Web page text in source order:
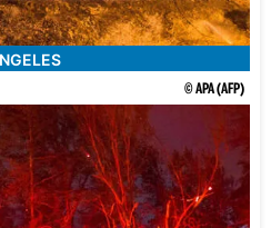
© APA (AFP)